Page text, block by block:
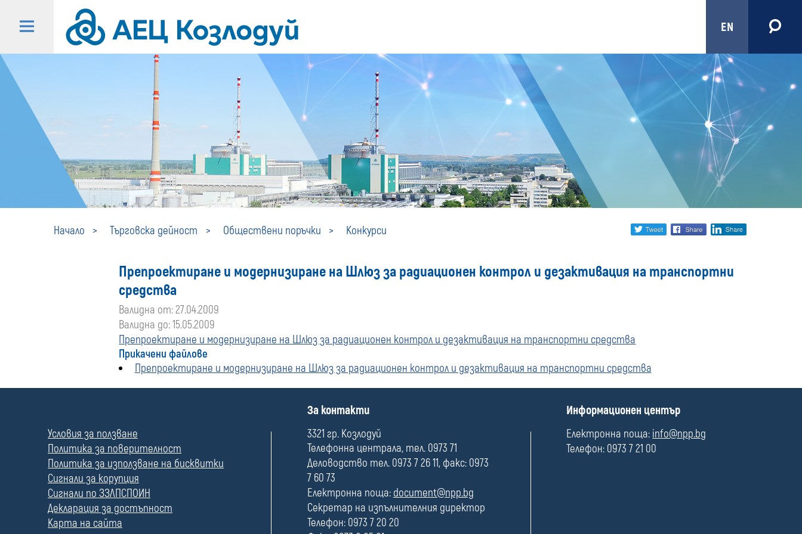
EN
Начало Търговска дейност Обществени поръчки Конкурси
Share
media
twitter facebook
Препроектиране и модернизиране на Шлюз за радиационен контрол и дезактивация на транспортни
средства
Валидна от: 27.04.2009
Валидна до: 15.05.2009
Препроектиране и модернизиране на Шлюз за радиационен контрол и дезактивация на транспортни средства
Прикачени файлове
Препроектиране и модернизиране на Шлюз за радиационен контрол и дезактивация на транспортни средства
л
е
Условия за ползване
Политика за поверителност
Политика за използване на бисквитки
Сигнали за корупция
Сигнали по ЗЗЛПСПОИН
Декларация за достъпност
Карта на сайта
П
л
е
За контакти
3321 гр. Козлодуй
Телефонна централа, тел. 0973 71
Деловодство тел. 0973 7 26 11, факс: 0973
7 60 73
Електронна поща: document@npp.bg
Секретар на изпълнителния директор
Телефон: 0973 7 20 20
П
л
е
Информационен център
Електронна поща: info@npp.bg
Телефон: 0973 7 21 00